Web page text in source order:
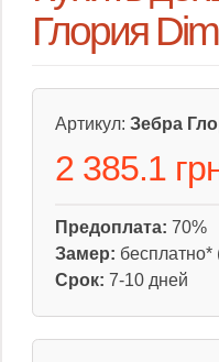
Глория
Артикул: Зебра
2 385.1
Предоплата: 70%
Замер: бесплатно*
Срок: 7-10 дней